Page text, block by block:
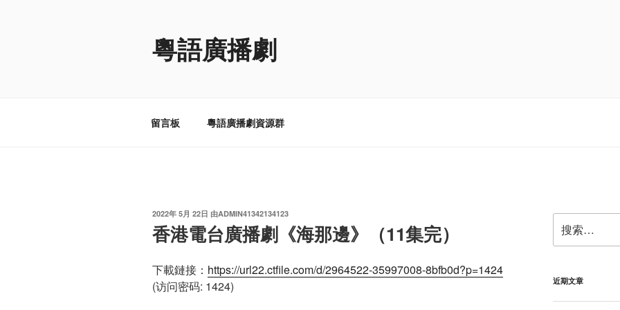
粵語廣播劇
留言板 粵語廣播劇資源群
发
布
于
2022年 5月 22日 由ADMIN41342134123
香港電台廣播劇《海那邊》（11集完）
下載鏈接： https://url22.ctfile.com/d/2964522-35997008-8bfb0d?p=1424
(访问密码: 1424)
索：
近期文章